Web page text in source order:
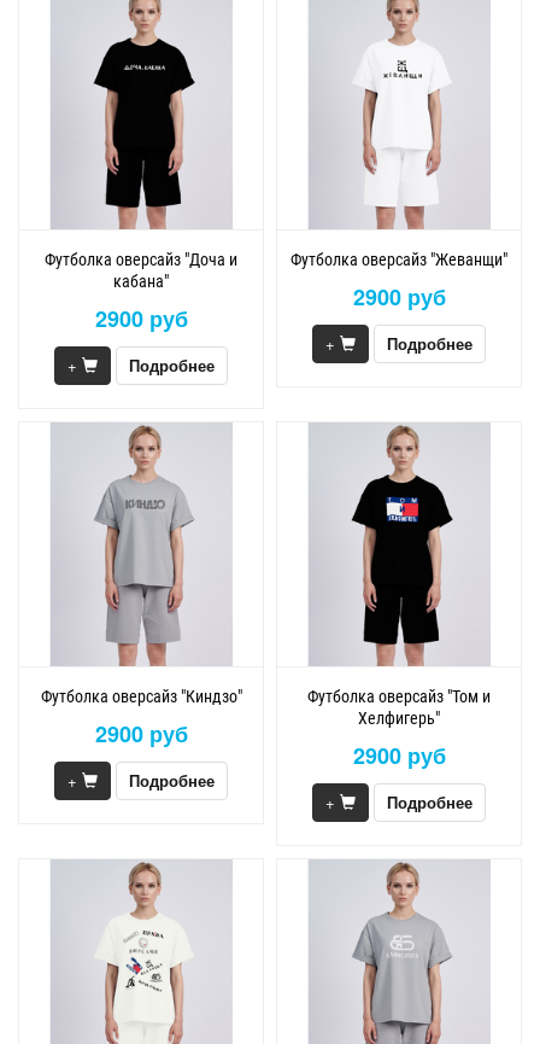
Футболка оверсайз "Доча и
кабана"
2900 руб
+ Подробнее
Футболка оверсайз "Жеванщи"
2900 руб
+ Подробнее
Футболка оверсайз "Киндзо"
2900 руб
+ Подробнее
Футболка оверсайз "Том и
Хелфигерь"
2900 руб
+ Подробнее